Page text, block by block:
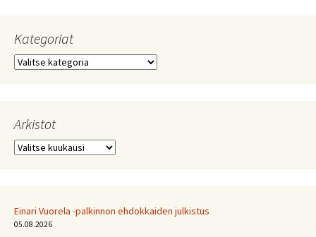
Kategoriat
Kategoriat
Arkistot
Arkistot
Einari Vuorela -palkinnon ehdokkaiden julkistus
05.08.2026